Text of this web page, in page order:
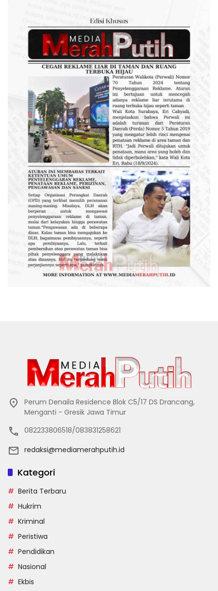
Perum Denaila Residence Blok C5/17 DS Drancang,
Menganti - Gresik Jawa Timur
082233806518/083831258621
redaksi@mediamerahputih.id
Kategori
Berita Terbaru
Hukrim
Kriminal
Peristiwa
Pendidikan
Nasional
Ekbis